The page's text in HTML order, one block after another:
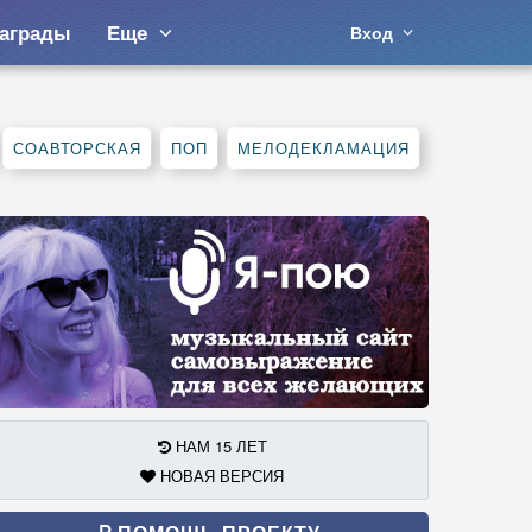
Еще Вход
СОАВТОРСКАЯ ПОП МЕЛОДЕКЛАМАЦИЯ
НАМ 15 ЛЕТ
НОВАЯ ВЕРСИЯ